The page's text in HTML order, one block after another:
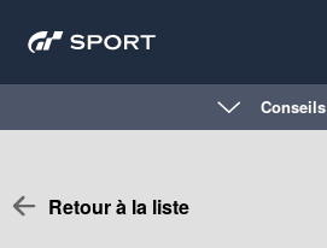
Conseils
Retour à la liste